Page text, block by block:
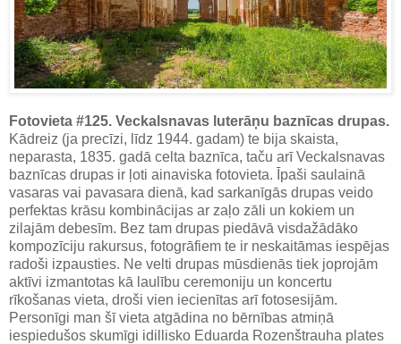
Fotovieta #125. Veckalsnavas luterāņu baznīcas drupas.
Kādreiz (ja precīzi, līdz 1944. gadam) te bija skaista,
neparasta, 1835. gadā celta baznīca, taču arī Veckalsnavas
baznīcas drupas ir ļoti ainaviska fotovieta. Īpaši saulainā
vasaras vai pavasara dienā, kad sarkanīgās drupas veido
perfektas krāsu kombinācijas ar zaļo zāli un kokiem un
zilajām debesīm. Bez tam drupas piedāvā visdažādāko
kompozīciju rakursus, fotogrāfiem te ir neskaitāmas iespējas
radoši izpausties. Ne velti drupas mūsdienās tiek joprojām
aktīvi izmantotas kā laulību ceremoniju un koncertu
rīkošanas vieta, droši vien iecienītas arī fotosesijām.
Personīgi man šī vieta atgādina no bērnības atmiņā
iespiedušos skumīgi idillisko Eduarda Rozenštrauha plates